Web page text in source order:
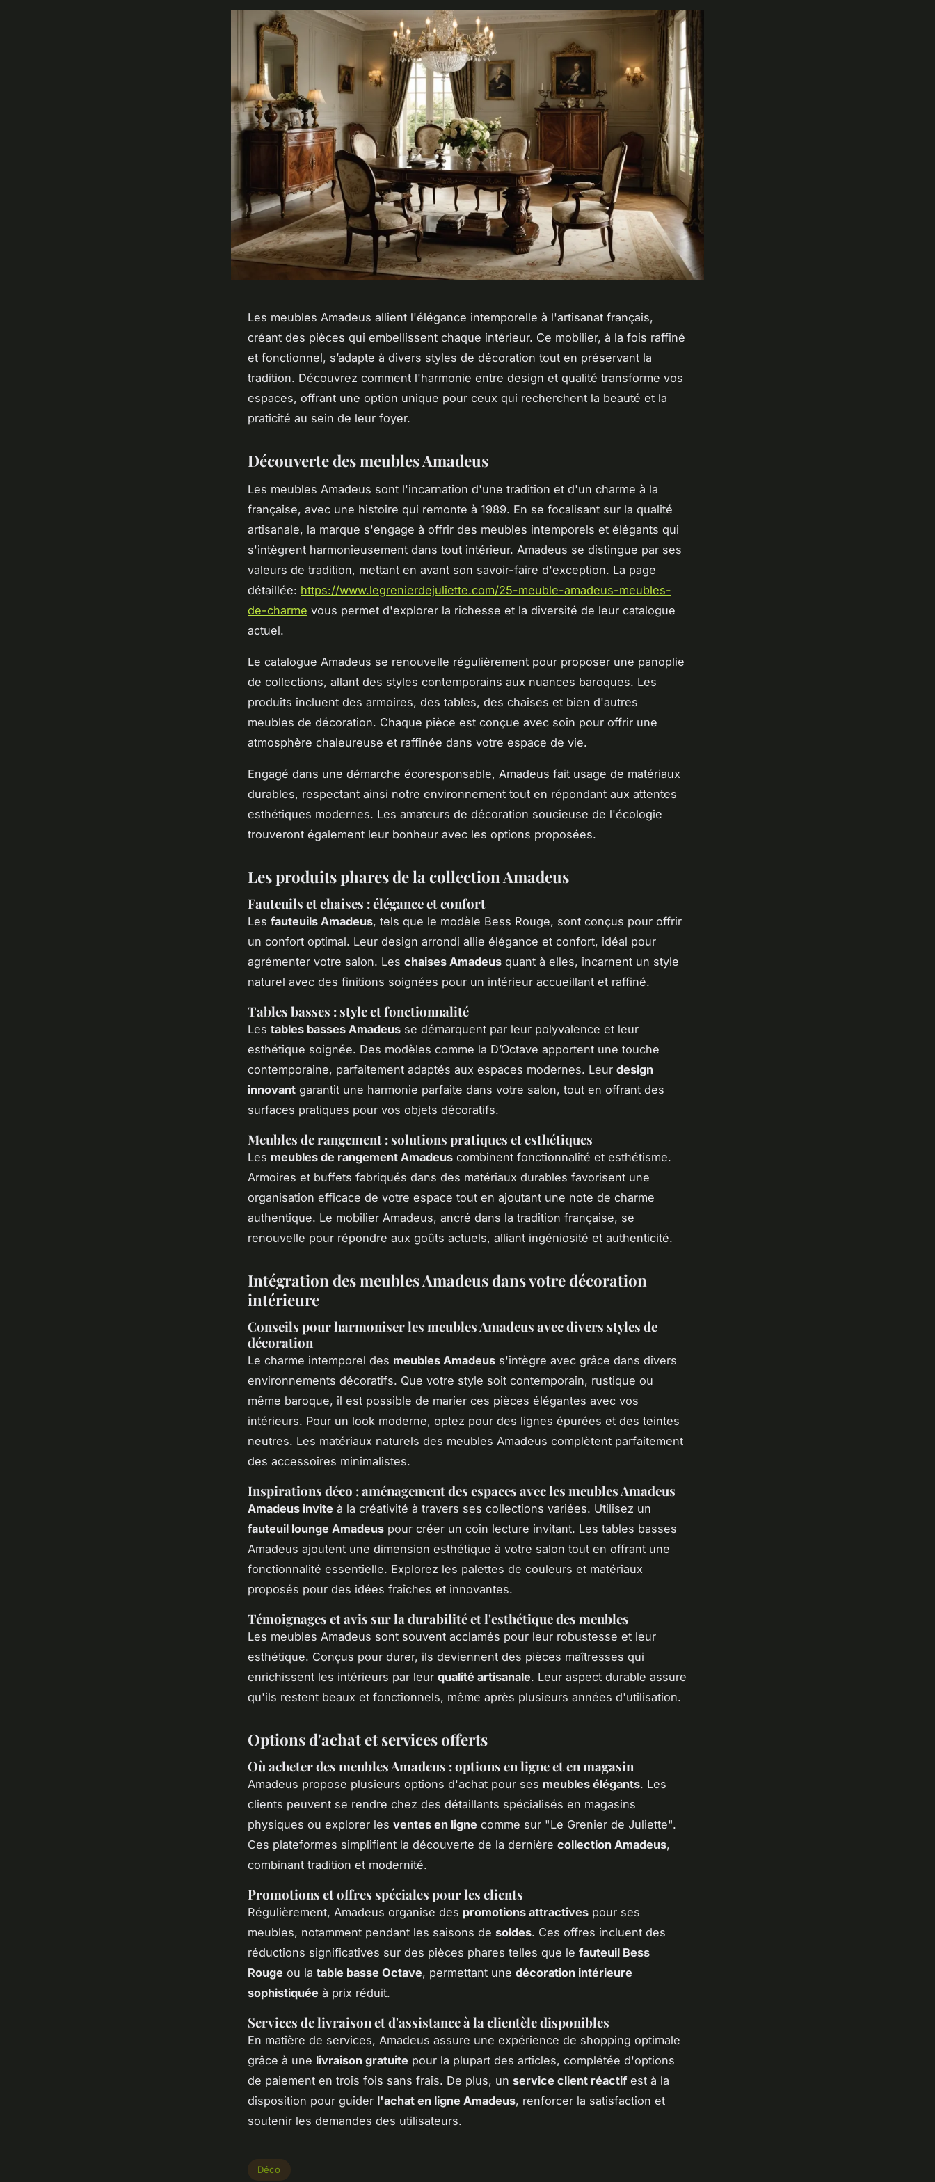
Les meubles Amadeus allient l'élégance intemporelle à l'artisanat français,
créant des pièces qui embellissent chaque intérieur. Ce mobilier, à la fois raffiné
et fonctionnel, s’adapte à divers styles de décoration tout en préservant la
tradition. Découvrez comment l'harmonie entre design et qualité transforme vos
espaces, offrant une option unique pour ceux qui recherchent la beauté et la
praticité au sein de leur foyer.
Découverte des meubles Amadeus
Les meubles Amadeus sont l'incarnation d'une tradition et d'un charme à la
française, avec une histoire qui remonte à 1989. En se focalisant sur la qualité
artisanale, la marque s'engage à offrir des meubles intemporels et élégants qui
s'intègrent harmonieusement dans tout intérieur. Amadeus se distingue par ses
valeurs de tradition, mettant en avant son savoir-faire d'exception. La page
détaillée: https://www.legrenierdejuliette.com/25-meuble-amadeus-meubles-
de-charme vous permet d'explorer la richesse et la diversité de leur catalogue
actuel.
Le catalogue Amadeus se renouvelle régulièrement pour proposer une panoplie
de collections, allant des styles contemporains aux nuances baroques. Les
produits incluent des armoires, des tables, des chaises et bien d'autres
meubles de décoration. Chaque pièce est conçue avec soin pour offrir une
atmosphère chaleureuse et raffinée dans votre espace de vie.
Engagé dans une démarche écoresponsable, Amadeus fait usage de matériaux
durables, respectant ainsi notre environnement tout en répondant aux attentes
esthétiques modernes. Les amateurs de décoration soucieuse de l'écologie
trouveront également leur bonheur avec les options proposées.
Les produits phares de la collection Amadeus
Fauteuils et chaises : élégance et confort
Les fauteuils Amadeus, tels que le modèle Bess Rouge, sont conçus pour offrir
un confort optimal. Leur design arrondi allie élégance et confort, idéal pour
agrémenter votre salon. Les chaises Amadeus quant à elles, incarnent un style
naturel avec des finitions soignées pour un intérieur accueillant et raffiné.
Tables basses : style et fonctionnalité
Les tables basses Amadeus se démarquent par leur polyvalence et leur
esthétique soignée. Des modèles comme la D’Octave apportent une touche
contemporaine, parfaitement adaptés aux espaces modernes. Leur design
innovant garantit une harmonie parfaite dans votre salon, tout en offrant des
surfaces pratiques pour vos objets décoratifs.
Meubles de rangement : solutions pratiques et esthétiques
Les meubles de rangement Amadeus combinent fonctionnalité et esthétisme.
Armoires et buffets fabriqués dans des matériaux durables favorisent une
organisation efficace de votre espace tout en ajoutant une note de charme
authentique. Le mobilier Amadeus, ancré dans la tradition française, se
renouvelle pour répondre aux goûts actuels, alliant ingéniosité et authenticité.
Intégration des meubles Amadeus dans votre décoration
intérieure
Conseils pour harmoniser les meubles Amadeus avec divers styles de
décoration
Le charme intemporel des meubles Amadeus s'intègre avec grâce dans divers
environnements décoratifs. Que votre style soit contemporain, rustique ou
même baroque, il est possible de marier ces pièces élégantes avec vos
intérieurs. Pour un look moderne, optez pour des lignes épurées et des teintes
neutres. Les matériaux naturels des meubles Amadeus complètent parfaitement
des accessoires minimalistes.
Inspirations déco : aménagement des espaces avec les meubles Amadeus
Amadeus invite à la créativité à travers ses collections variées. Utilisez un
fauteuil lounge Amadeus pour créer un coin lecture invitant. Les tables basses
Amadeus ajoutent une dimension esthétique à votre salon tout en offrant une
fonctionnalité essentielle. Explorez les palettes de couleurs et matériaux
proposés pour des idées fraîches et innovantes.
Témoignages et avis sur la durabilité et l'esthétique des meubles
Les meubles Amadeus sont souvent acclamés pour leur robustesse et leur
esthétique. Conçus pour durer, ils deviennent des pièces maîtresses qui
enrichissent les intérieurs par leur qualité artisanale. Leur aspect durable assure
qu'ils restent beaux et fonctionnels, même après plusieurs années d'utilisation.
Options d'achat et services offerts
Où acheter des meubles Amadeus : options en ligne et en magasin
Amadeus propose plusieurs options d'achat pour ses meubles élégants. Les
clients peuvent se rendre chez des détaillants spécialisés en magasins
physiques ou explorer les ventes en ligne comme sur "Le Grenier de Juliette".
Ces plateformes simplifient la découverte de la dernière collection Amadeus,
combinant tradition et modernité.
Promotions et offres spéciales pour les clients
Régulièrement, Amadeus organise des promotions attractives pour ses
meubles, notamment pendant les saisons de soldes. Ces offres incluent des
réductions significatives sur des pièces phares telles que le fauteuil Bess
Rouge ou la table basse Octave, permettant une décoration intérieure
sophistiquée à prix réduit.
Services de livraison et d'assistance à la clientèle disponibles
En matière de services, Amadeus assure une expérience de shopping optimale
grâce à une livraison gratuite pour la plupart des articles, complétée d'options
de paiement en trois fois sans frais. De plus, un service client réactifest à la
disposition pour guider l'achat en ligne Amadeus, renforcer la satisfaction et
soutenir les demandes des utilisateurs.
Déco